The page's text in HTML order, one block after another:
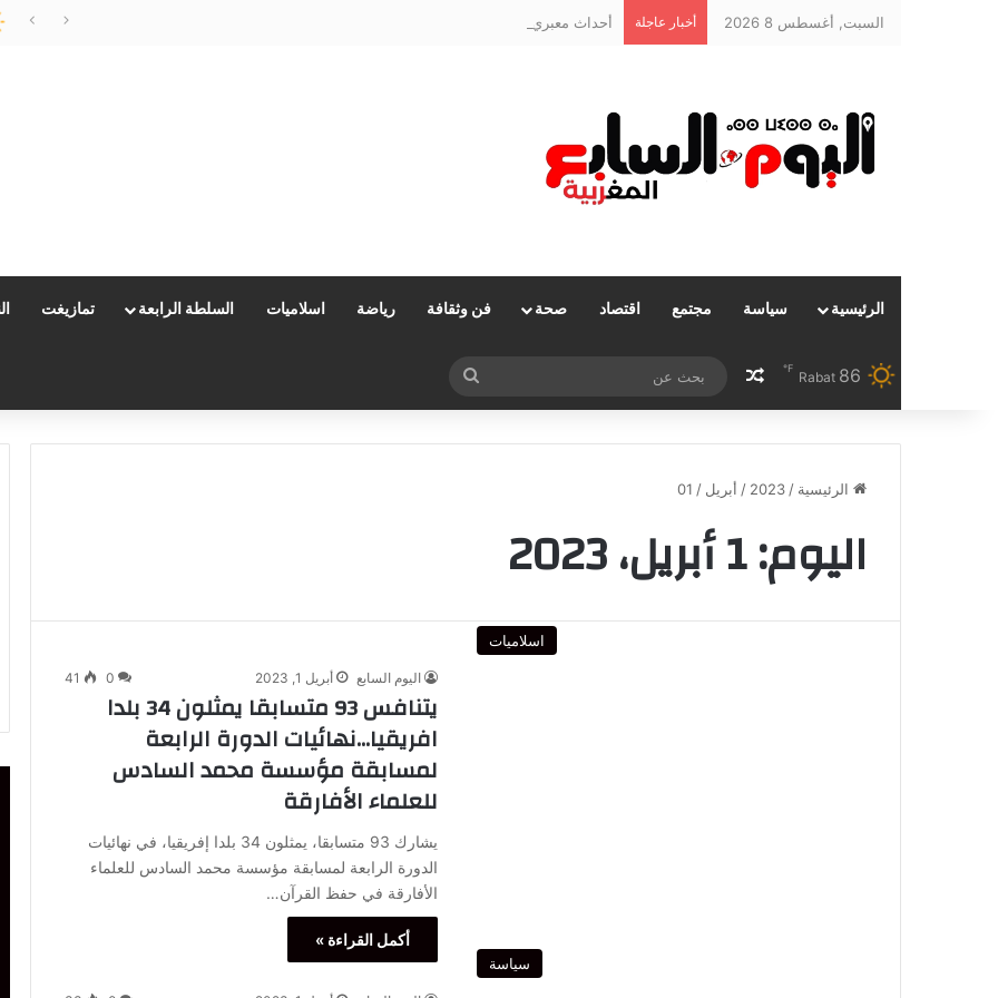
السبت, أغسطس 8 2026 أخبار عاجلة أحداث معبري سبتة ومليلية…وزارة الداخلية توضح
الرئيسية سياسة مجتمع اقتصاد صحة فن وثقافة رياضة اسلاميات السلطة الرابعة تمازيغت
Rabat 86
℉ مقال عشوائي
عن
الرئيسية /
2023
/ أبريل /
01
اليوم:1 أبريل، 2023
اسلاميات
اليوم السابع أبريل 1, 2023 0
41
يتنافس 93 متسابقا يمثلون 34 بلدا
افريقيا…نهائيات الدورة الرابعة
لمسابقة مؤسسة محمد السادس
للعلماء الأفارقة
يشارك 93 متسابقا، يمثلون 34 بلدا إفريقيا، في نهائيات
الدورة الرابعة لمسابقة مؤسسة محمد السادس للعلماء
الأفارقة في حفظ القرآن…
أكمل القراءة »
سياسة